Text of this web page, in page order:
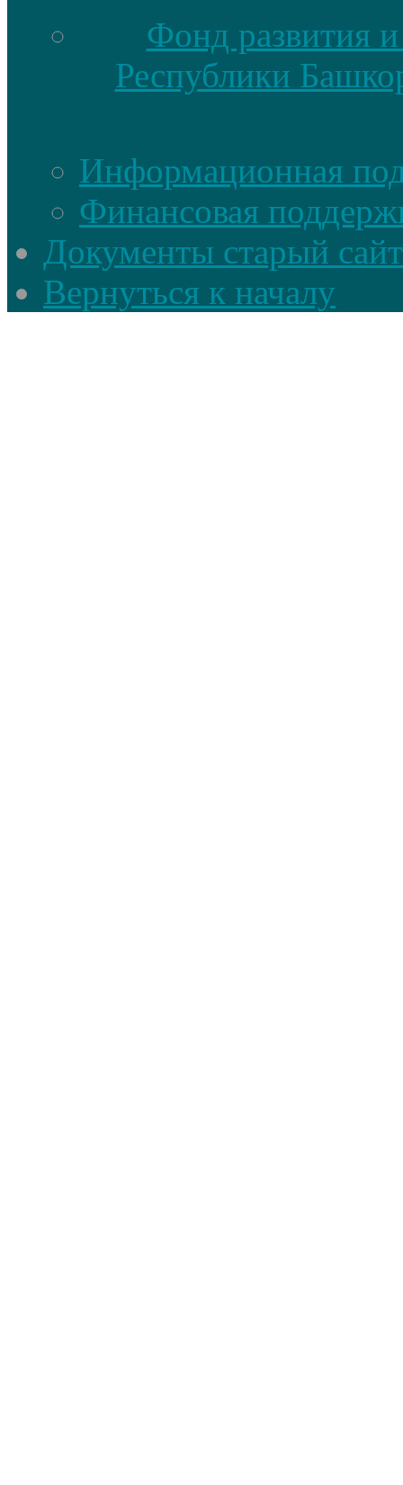
Фонд развития
Республики
Информационная
Финансовая
Документы старый сайт
Вернуться к началу